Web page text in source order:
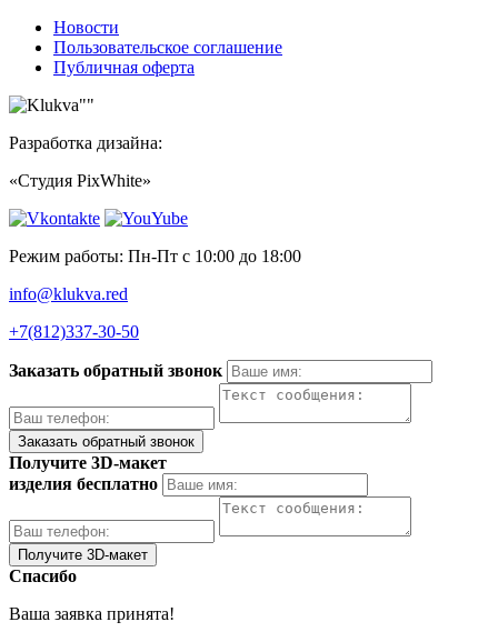
Новости
Пользовательское соглашение
Публичная оферта
Разработка дизайна:
«Студия PixWhite»
Режим работы: Пн-Пт с 10:00 до 18:00
info@klukva.red
+7(812)337‑30-50
Заказать обратный звонок
Получите 3D-макет
изделия бесплатно
Спасибо
Ваша заявка принята!